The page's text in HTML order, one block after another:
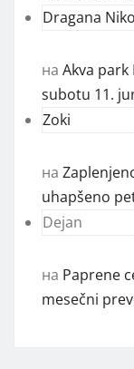
Dragana
на Akva park
subotu 11.
Zoki
на
uhapšeno
Dejan
на Paprene
mesečni